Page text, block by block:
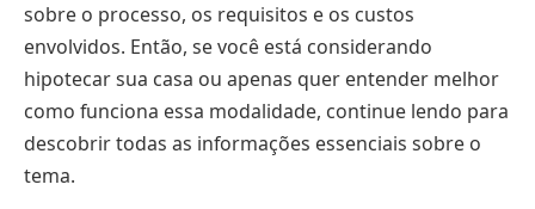
sobre o processo, os requisitos e os custos
envolvidos. Então, se você está considerando
hipotecar sua casa ou apenas quer entender melhor
como funciona essa modalidade, continue lendo para
descobrir todas as informações essenciais sobre o
tema.